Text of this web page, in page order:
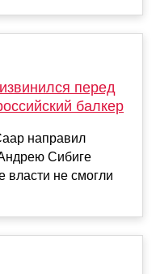
перед
балкер
направил
Сибиге
власти не смогли